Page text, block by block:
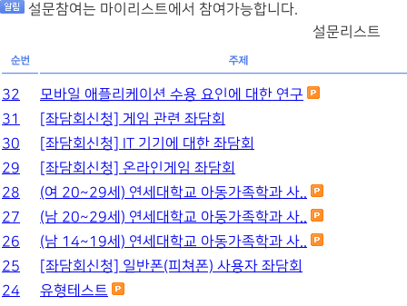
설문참여는 마이리스트에서 참여가능합니다.
설문리스트
32
모바일 애플리케이션 수용 요인에 대한 연구
31
[좌담회신청] 게임 관련 좌담회
30
[좌담회신청] IT 기기에 대한 좌담회
29
[좌담회신청] 온라인게임 좌담회
28
(여 20~29세) 연세대학교 아동가족학과 사..
27
(남 20~29세) 연세대학교 아동가족학과 사..
26
(남 14~19세) 연세대학교 아동가족학과 사..
25
[좌담회신청] 일반폰(피쳐폰) 사용자 좌담회
24
유형테스트